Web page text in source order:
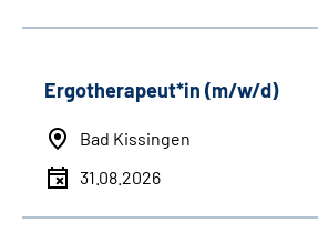
Ergotherapeut*in (m/w/d)
Bad Kissingen
31.08.2026